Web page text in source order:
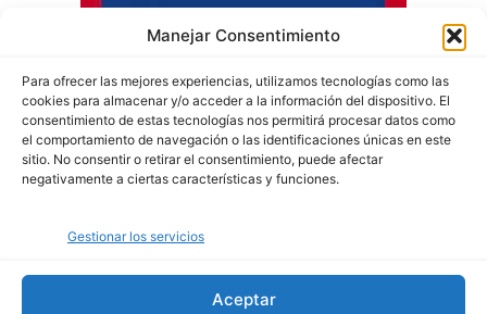
Manejar Consentimiento
Para ofrecer las mejores experiencias, utilizamos tecnologías como las
cookies para almacenar y/o acceder a la información del dispositivo. El
consentimiento de estas tecnologías nos permitirá procesar datos como
el comportamiento de navegación o las identificaciones únicas en este
sitio. No consentir o retirar el consentimiento, puede afectar
negativamente a ciertas características y funciones.
Gestionar los servicios
Aceptar